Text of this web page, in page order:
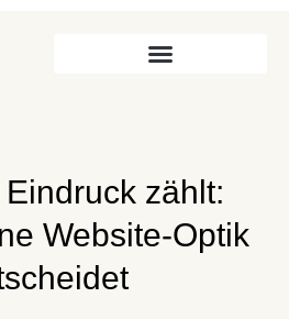
zählt:
Website-Optik